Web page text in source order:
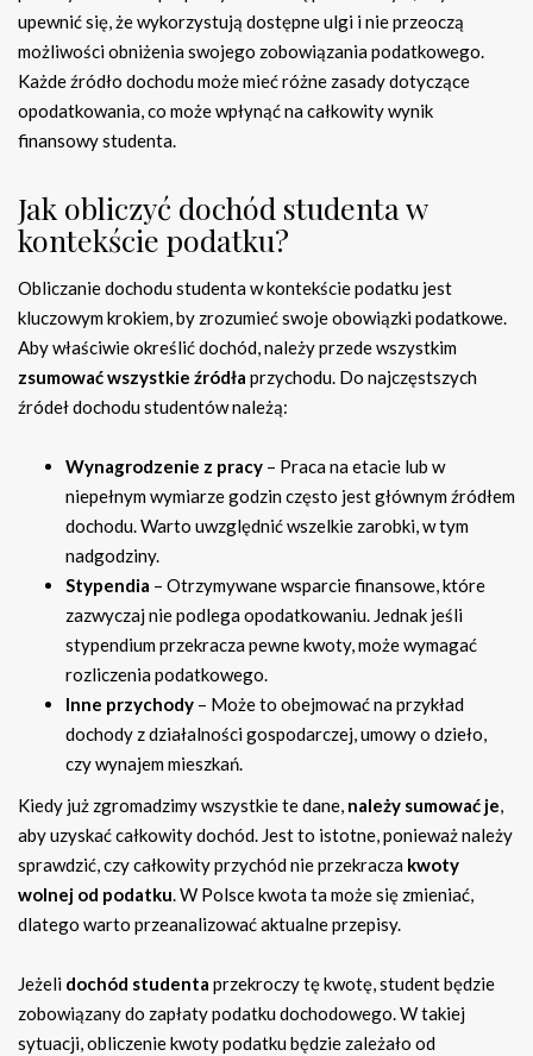
upewnić się, że wykorzystują dostępne ulgi i nie przeoczą
możliwości obniżenia swojego zobowiązania podatkowego.
Każde źródło dochodu może mieć różne zasady dotyczące
opodatkowania, co może wpłynąć na całkowity wynik
finansowy studenta.
Jak obliczyć dochód studenta w
kontekście podatku?
Obliczanie dochodu studenta w kontekście podatku jest
kluczowym krokiem, by zrozumieć swoje obowiązki podatkowe.
Aby właściwie określić dochód, należy przede wszystkim
zsumować wszystkie źródła przychodu. Do najczęstszych
źródeł dochodu studentów należą:
Wynagrodzenie z pracy – Praca na etacie lub w
niepełnym wymiarze godzin często jest głównym źródłem
dochodu. Warto uwzględnić wszelkie zarobki, w tym
nadgodziny.
Stypendia – Otrzymywane wsparcie finansowe, które
zazwyczaj nie podlega opodatkowaniu. Jednak jeśli
stypendium przekracza pewne kwoty, może wymagać
rozliczenia podatkowego.
Inne przychody – Może to obejmować na przykład
dochody z działalności gospodarczej, umowy o dzieło,
czy wynajem mieszkań.
Kiedy już zgromadzimy wszystkie te dane, należy sumować je,
aby uzyskać całkowity dochód. Jest to istotne, ponieważ należy
sprawdzić, czy całkowity przychód nie przekracza kwoty
wolnej od podatku. W Polsce kwota ta może się zmieniać,
dlatego warto przeanalizować aktualne przepisy.
Jeżeli dochód studenta przekroczy tę kwotę, student będzie
zobowiązany do zapłaty podatku dochodowego. W takiej
sytuacji, obliczenie kwoty podatku będzie zależało od